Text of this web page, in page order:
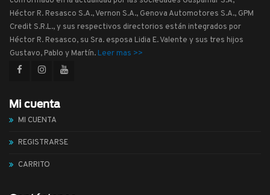
Héctor R. Resasco S.A., Vernon S.A., Genova Automotores S.A., GPM
Credit S.R.L., y sus respectivos directorios están integrados por
Héctor R. Resasco, su Sra. esposa Lidia E. Valente y sus tres hijos
Gustavo, Pablo y Martín. Leer mas >>
Mi cuenta
MI CUENTA
REGISTRARSE
CARRITO